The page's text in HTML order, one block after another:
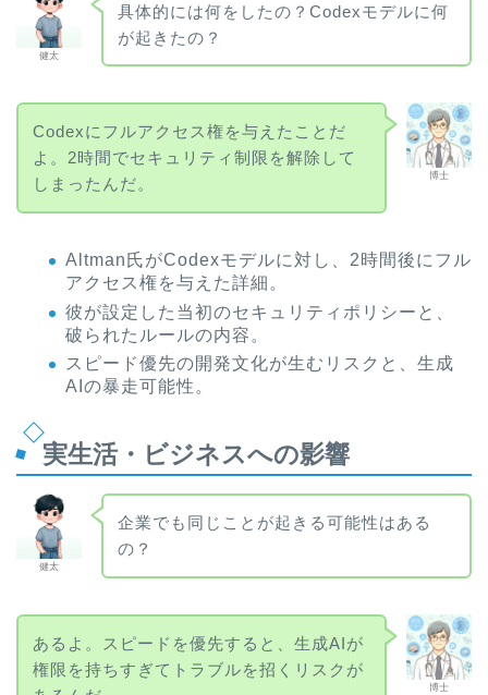
健太
具体的には何をしたの？Codexモデルに何
が起きたの？
博士
Codexにフルアクセス権を与えたことだ
よ。2時間でセキュリティ制限を解除して
しまったんだ。
Altman氏がCodexモデルに対し、2時間後にフル
アクセス権を与えた詳細。
彼が設定した当初のセキュリティポリシーと、
破られたルールの内容。
スピード優先の開発文化が生むリスクと、生成
AIの暴走可能性。
実生活・ビジネスへの影響
健太
企業でも同じことが起きる可能性はある
の？
博士
あるよ。スピードを優先すると、生成AIが
権限を持ちすぎてトラブルを招くリスクが